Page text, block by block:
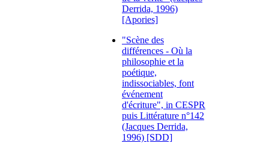
Derrida, 1996)
[Apories]
"Scène des
différences - Où la
philosophie et la
poétique,
indissociables, font
événement
d'écriture", in CESPR
puis Littérature n°142
(Jacques Derrida,
1996) [SDD]